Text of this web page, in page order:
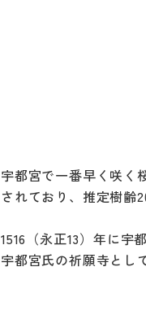
宇都宮で一番早く咲く
されており、推定樹齢
1516（永正13）年に宇
宇都宮氏の祈願寺とし